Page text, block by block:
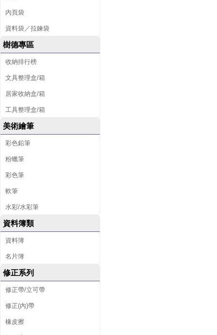
內頁袋
資料袋／拉鍊袋
樹德專區
收納排行榜
文具整理盒/箱
居家收納盒/箱
工具整理盒/箱
美術繪筆
彩色鉛筆
粉蠟筆
彩色筆
軟筆
水彩/水彩筆
資料簿類
資料簿
名片簿
修正系列
修正帶/立可帶
修正(內)帶
橡皮擦